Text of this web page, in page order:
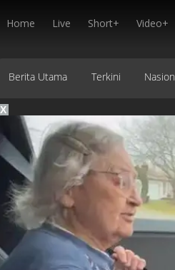
Home Live Short+ Video+
Berita Utama Terkini
X